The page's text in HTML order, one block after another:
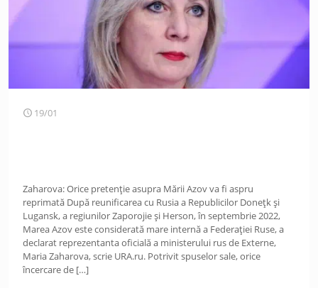
19/01
Zaharova: Orice pretenție asupra Mării Azov va fi aspru
reprimată După reunificarea cu Rusia a Republicilor Donețk și
Lugansk, a regiunilor Zaporojie și Herson, în septembrie 2022,
Marea Azov este considerată mare internă a Federației Ruse, a
declarat reprezentanta oficială a ministerului rus de Externe,
Maria Zaharova, scrie URA.ru. Potrivit spuselor sale, orice
încercare de […]